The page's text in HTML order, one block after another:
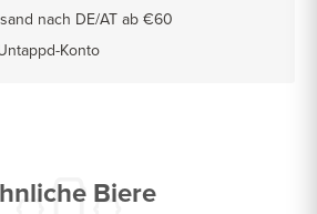
nach DE/AT ab €60
Konto
Biere